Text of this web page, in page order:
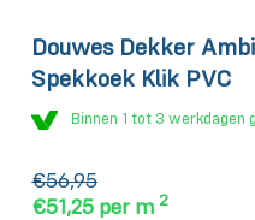
Douwes Dekker
Spekkoek Klik PVC
Binnen 1 tot 3 werkdagen
€56,95
€51,25 per m 2